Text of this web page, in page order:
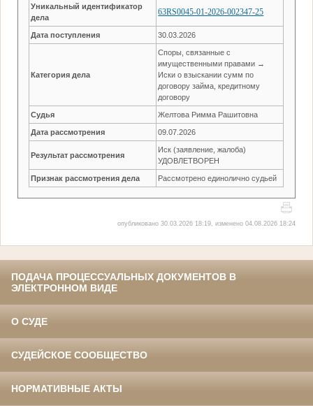
Уникальный идентификатор
дела
63RS0045-01-2026-002347-25
Дата поступления 30.03.2026
Категория дела
Споры, связанные с
имущественными правами →
Иски о взыскании сумм по
договору займа, кредитному
договору
Судья Желтова Римма Рашитовна
Дата рассмотрения 09.07.2026
Результат рассмотрения
Иск (заявление, жалоба)
УДОВЛЕТВОРЕН
Признак рассмотрения дела Рассмотрено единолично судьей
опубликовано 30.03.2026 18:19, изменено 04.08.2026 18:24
ПОДАЧА ПРОЦЕССУАЛЬНЫХ ДОКУМЕНТОВ В
ЭЛЕКТРОННОМ ВИДЕ
О СУДЕ
СУДЕЙСКОЕ СООБЩЕСТВО
НОРМАТИВНЫЕ АКТЫ